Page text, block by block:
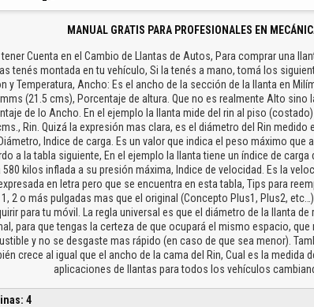
MANUAL GRATIS PARA PROFESIONALES EN
Cuenta en el Cambio de Llantas de Autos, Para comprar una
tenés montada en tu vehículo, Si la tenés a mano, tomá los
y Temperatura, Ancho: Es el ancho de la sección de la llanta en
(21.5 cms), Porcentaje de altura. Que no es realmente Alto
de lo Ancho. En el ejemplo la llanta mide del rin al piso
Rin. Quizá la expresión mas clara, es el diámetro del Rin medido
Indice de carga. Es un valor que indica el peso máximo que
a la tabla siguiente, En el ejemplo la llanta tiene un índice de
580 kilos inflada a su presión máxima, Indice de velocidad. Es la
en letra pero que se encuentra en esta tabla, Tips para
1, 2 o más pulgadas mas que el original (Concepto Plus1, Plus2,
para tu móvil. La regla universal es que el diámetro de la llanta
para que tengas la certeza de que ocupará el mismo espacio,
y no se desgaste mas rápido (en caso de que sea menor).
crece al igual que el ancho de la cama del Rin, Cual es la medida
aplicaciones de llantas para todos los vehículos
4